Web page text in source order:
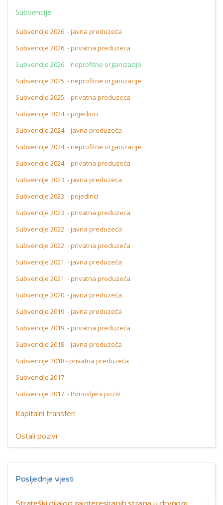
Subvencije
Subvencije 2026. - javna preduzeća
Subvencije 2026. - privatna preduzeca
Subvencije 2026. - neprofitne organizacije
Subvencije 2025. - neprofitne organizacije
Subvencije 2025. - privatna preduzeca
Subvencije 2024. - pojedinci
Subvencije 2024. - javna preduzeća
Subvencije 2024. - neprofitne organizacije
Subvencije 2024. - privatna preduzeća
Subvencije 2023. - javna preduzeca
Subvencije 2023. - pojedinci
Subvencije 2023. - privatna preduzeca
Subvencije 2022. - javna preduzeća
Subvencije 2022. - privatna preduzeća
Subvencije 2021. - javna preduzeća
Subvencije 2021. - privatna preduzeća
Subvencije 2020. - javna preduzeća
Subvencije 2019. - javna preduzeća
Subvencije 2019. - privatna preduzeća
Subvencije 2018. - javna preduzeća
Subvencije 2018 - privatna preduzeća
Subvencije 2017
Subvencije 2017. - Ponovljeni poziv
Kapitalni transferi
Ostali pozivi
Posljednje vijesti